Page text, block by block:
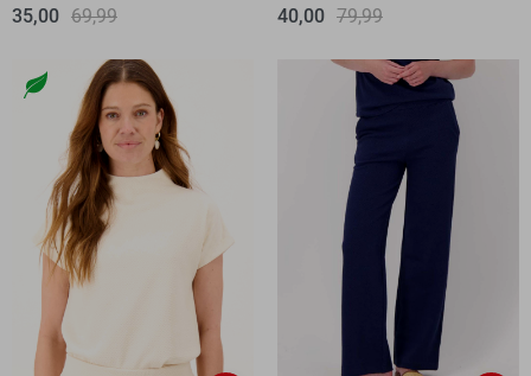
35,00 69,99
40,00 79,99